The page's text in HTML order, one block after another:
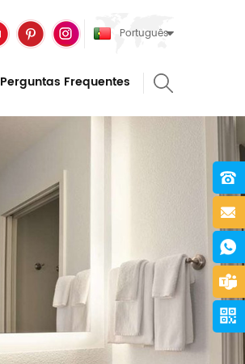
Português
Perguntas Frequentes